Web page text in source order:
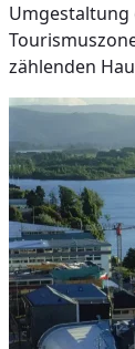
Umgestaltung
zählenden